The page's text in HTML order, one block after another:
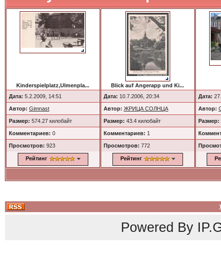
Kinderspielplatz,Ulmenpla...
Дата: 5.2.2009, 14:51
Автор: Gimnast
Размер: 574.27 килобайт
Комментариев: 0
Просмотров: 923
Рейтинг
Blick auf Angerapp und Ki...
Дата: 10.7.2006, 20:34
Автор: ЖРИЦА СОЛНЦА
Размер: 43.4 килобайт
Комментариев: 1
Просмотров: 772
Рейтинг
Дата:
Автор:
Размер:
Powered By